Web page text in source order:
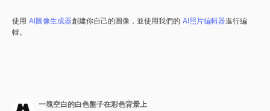
使用 AI圖像生成器創建你自己的圖像，並使用我們的 AI照片編輯器進行編
輯。
一塊空白的白色盤子在彩色背景上